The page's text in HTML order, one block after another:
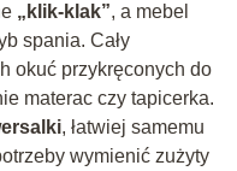
„klik-klak”, a mebel
spania. Cały
okuć przykręconych do
materac czy tapicerka.
, łatwiej samemu
wymienić zużyty